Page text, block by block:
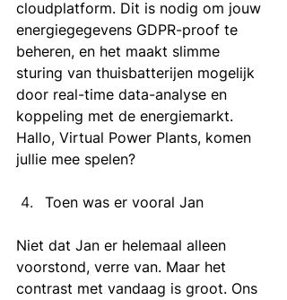
cloudplatform. Dit is nodig om jouw
energiegegevens GDPR-proof te
beheren, en het maakt slimme
sturing van thuisbatterijen mogelijk
door real-time data-analyse en
koppeling met de energiemarkt.
Hallo, Virtual Power Plants, komen
jullie mee spelen?
Toen was er vooral Jan
Niet dat Jan er helemaal alleen
voorstond, verre van. Maar het
contrast met vandaag is groot. Ons